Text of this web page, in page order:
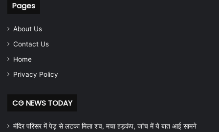
Pages
About Us
Contact Us
Home
Privacy Policy
CG NEWS TODAY
मंदिर परिसर में पेड़ से लटका मिला शव, मचा हड़कंप, जांच में ये बात आई सामने